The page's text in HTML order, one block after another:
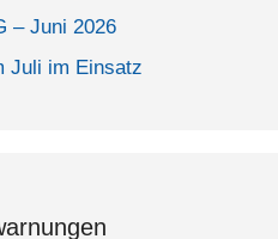
– Juni 2026
Juli im Einsatz